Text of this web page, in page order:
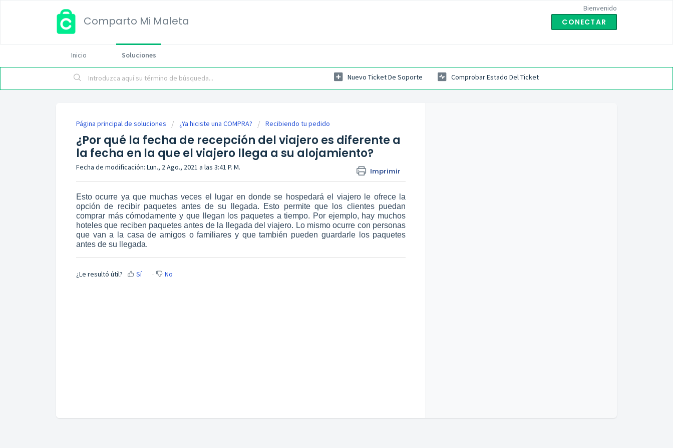
Comparto Mi Maleta
Bienvenido
CONECTAR
Inicio Soluciones
Nuevo Ticket De Soporte Comprobar Estado Del Ticket
Página principal de soluciones ¿Ya hiciste una COMPRA? Recibiendo tu pedido
¿Por qué la fecha de recepción del viajero es diferente a
la fecha en la que el viajero llega a su alojamiento?
Imprimir
Fecha de modificación: Lun., 2 Ago., 2021 a las 3:41 P. M.
Esto ocurre ya que muchas veces el lugar en donde se hospedará el viajero le ofrece la
opción de recibir paquetes antes de su llegada. Esto permite que los clientes puedan
comprar más cómodamente y que llegan los paquetes a tiempo. Por ejemplo, hay muchos
hoteles que reciben paquetes antes de la llegada del viajero. Lo mismo ocurre con personas
que van a la casa de amigos o familiares y que también pueden guardarle los paquetes
antes de su llegada.
¿Le resultó útil? Sí No